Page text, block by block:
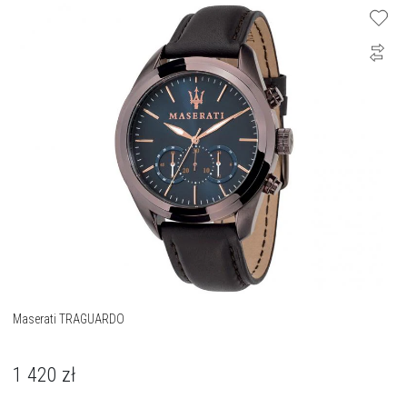
Maserati TRAGUARDO
1 420 zł